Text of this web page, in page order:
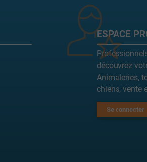
ESPACE
découvrez
Animaleries,
chiens, vente
Se connecter